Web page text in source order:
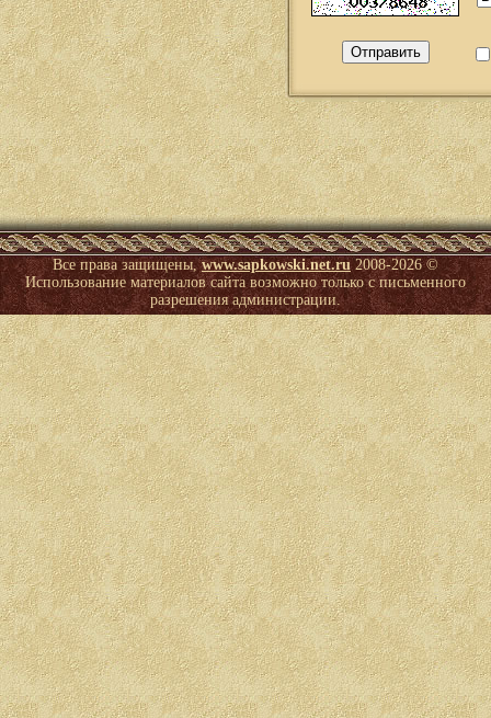
Все права защищены,www.sapkowski.net.ru2008-2026 ©
Использование материалов сайта возможно только с письменного
разрешения администрации.